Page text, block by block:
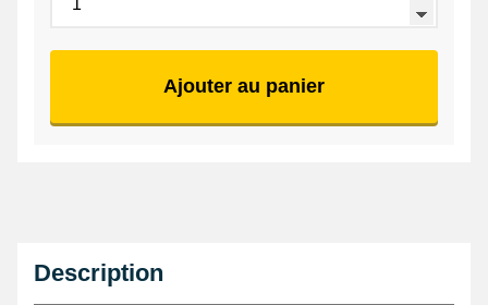
Ajouter au panier
Description